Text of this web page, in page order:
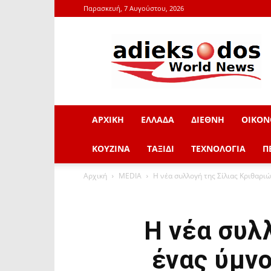
Παρασκευή, 7 Αυγούστου, 2026
adieksodos.gr
ΑΡΧΙΚΗ ΕΛΛΑΔΑ ΔΙΕΘΝΗ
ΚΟΥΖΙΝΑ ΤΑΞΙΔΙ ΤΕΧΝΟΛΟΓΙΑ
Αρχική MEDIA Η νέα συλλογή της Σίλιας
Η νέα
ένας